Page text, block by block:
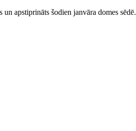
apstiprināts šodien janvāra domes sēdē.